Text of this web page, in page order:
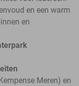
en een warm
en
Meren) en